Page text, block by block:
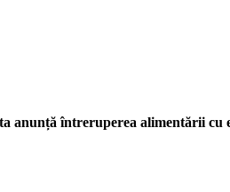
anunță întreruperea alimentării cu